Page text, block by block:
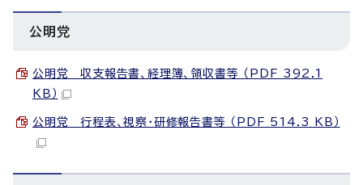
公明党
公明党 収支報告書、経理簿、領収書等 （PDF 392.1
KB）
公明党 行程表、視察・研修報告書等 （PDF 514.3 KB）